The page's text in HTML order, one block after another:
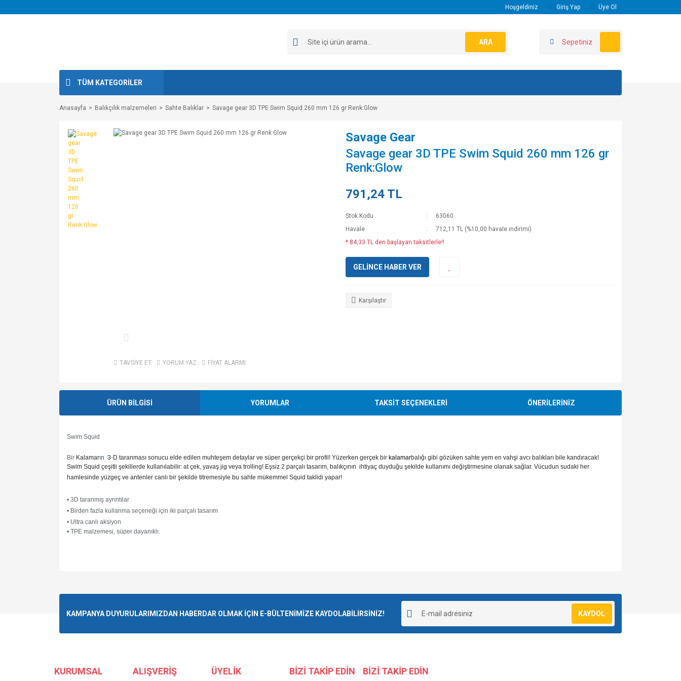
Hoşgeldiniz Giriş Yap Üye Ol
ARA Sepetiniz
TÜM KATEGORİLER
Anasayfa Balıkçılık malzemeleri Sahte Balıklar Savage gear 3D TPE Swim Squid 260 mm 126 gr Renk:Glow
TAVSİYE ET YORUM YAZ FİYAT ALARMI
Savage Gear
Savage gear 3D TPE Swim Squid 260 mm 126 gr
Renk:Glow
791,24 TL
Stok Kodu
63060
Havale
712,11 TL (%10,00 havale indirimi)
* 84,33 TL den başlayan taksitlerle!!
GELİNCE HABER VER
Karşılaştır
ÜRÜN BİLGİSİ YORUMLAR TAKSİT SEÇENEKLERİ ÖNERİLERİNİZ
Swim Squid
Bir Kalamarın 3-D taranması sonucu elde edilen muhteşem detaylar ve süper gerçekçi bir profil! Yüzerken gerçek bir kalamarbalığı gibi gözüken sahte yem en vahşi avcı balıkları bile kandıracak!
Swim Squid çeşitli şekillerde kullanılabilir: at çek, yavaş jig veya trolling! Eşsiz 2 parçalı tasarım, balıkçının ihtiyaç duyduğu şekilde kullanımı değiştirmesine olanak sağlar. Vücudun sudaki her
hamlesinde yüzgeç ve antenler canlı bir şekilde titremesiyle bu sahte mükemmel Squid taklidi yapar!
• 3D taranmış ayrıntılar
• Birden fazla kullanma seçeneği için iki parçalı tasarım
• Ultra canlı aksiyon
• TPE malzemesi, süper dayanıklı.
Ürün resmi kalitesiz, bozuk veya görüntülenemiyor.
Bu ürüne benzer farklı alternatifler olmalı.
KAMPANYA DUYURULARIMIZDAN HABERDAR OLMAK İÇİN E-BÜLTENİMİZE KAYDOLABİLİRSİNİZ! KAYDOL
KURUMSAL ALIŞVERİŞ ÜYELİK BİZİ TAKİP EDİN BİZİ TAKİP EDİN